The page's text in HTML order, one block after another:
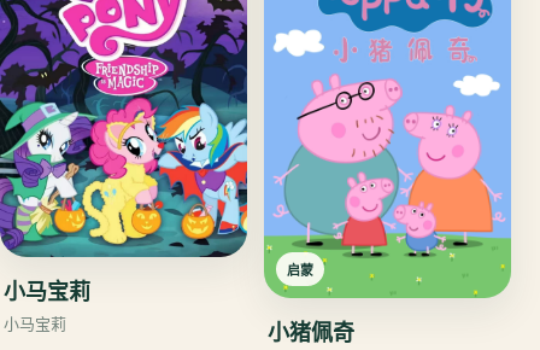
小马宝莉
小马宝莉
启蒙
小猪佩奇